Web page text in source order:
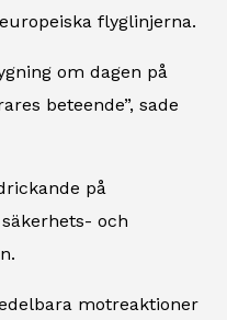
flyglinjerna.
om dagen på
beteende”, sade
på
och
motreaktioner